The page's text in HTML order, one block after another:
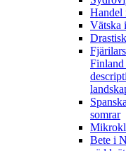
Handel
Vätska
Finland
somrar
Bete i